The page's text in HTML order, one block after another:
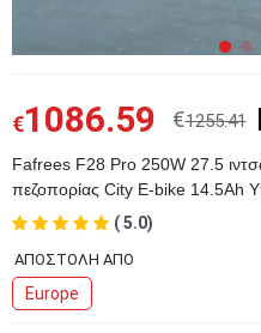
€1086.59 €1255.41
Fafrees F28 Pro 250W 27.5
πεζοπορίας City E-bike 14.5Ah
( 5.0)
ΑΠΟΣΤΟΛΗ ΑΠΟ
Europe